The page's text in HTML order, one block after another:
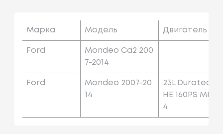
Марка Модель Двигатель
Ford
Mondeo Ca2 200
7-2014
Ford
Mondeo 2007-20
14
23L Duratec
HE 160PS MI
4